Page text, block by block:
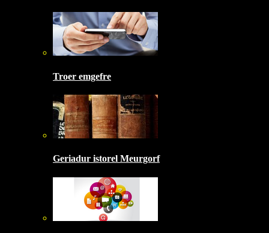
Troer emgefre
Geriadur istorel Meurgorf